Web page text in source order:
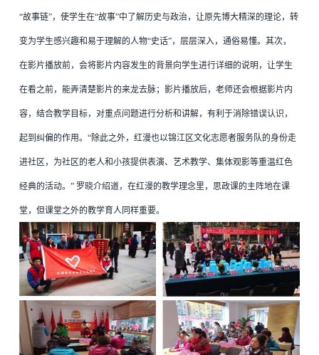
“故事链”，使学生在“故事”中了解历史与政治，让原先博大精深的理论，转
变为学生感兴趣和易于理解的人物“史话”，层层深入，通俗易懂。其次，
在影片播放前，会将影片内容发生的背景向学生进行详细的说明，让学生
在看之前，能弄清楚影片的来龙去脉；影片播放后，老师还会根据影片内
容，结合教学目标，对重点问题进行分析和讲解，有利于消除错误认识，
起到纠偏的作用。“除此之外，红漫也以锦江区文化志愿者服务队的身份走
进社区，为社区的老人和小孩提供表演、艺术教学、集体观影等重温红色
经典的活动。” 罗晓介绍道，在红漫的教学理念里，思政课的主阵地在课
堂，但课堂之外的教学育人同样重要。